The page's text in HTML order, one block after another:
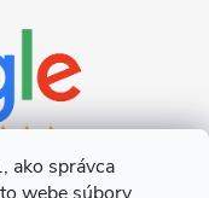
ako správca